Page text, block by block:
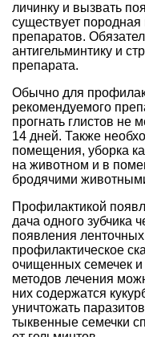
личинку и вызвать
существует
препаратов.
антигельминтику и
препарата.
Обычно для
рекомендуемого
прогнать глистов не
14 дней. Также
помещения, уборка
на животном и в
бродячими
Профилактикой
дача одного зубчика
появления
профилактическое
очищенных семечек
методов лечения
них содержатся
уничтожать
тыквенные семечки